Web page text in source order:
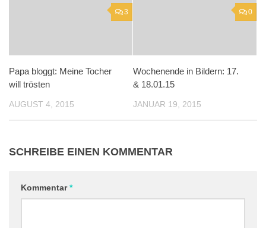
3
Papa bloggt: Meine Tocher
will trösten
AUGUST 4, 2015
0
Wochenende in Bildern: 17.
& 18.01.15
JANUAR 19, 2015
SCHREIBE EINEN KOMMENTAR
Kommentar*